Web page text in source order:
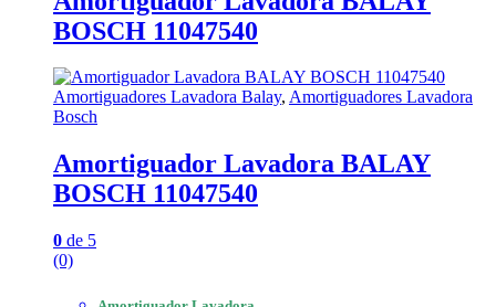
BOSCH 11047540
Amortiguadores Lavadora Balay, Amortiguadores Lavadora
Bosch
Amortiguador Lavadora BALAY
BOSCH 11047540
0 de 5
(0)